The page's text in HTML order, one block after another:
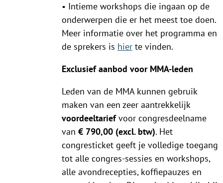
• Intieme workshops die ingaan op de
onderwerpen die er het meest toe doen.
Meer informatie over het programma en
de sprekers is hier te vinden.
Exclusief aanbod voor MMA-leden
Leden van de MMA kunnen gebruik
maken van een zeer aantrekkelijk
voordeeltariefvoor congresdeelname
van€ 790,00 (excl. btw). Het
congresticket geeft je volledige toegang
tot alle congres-sessies en workshops,
alle avondrecepties, koffiepauzes en